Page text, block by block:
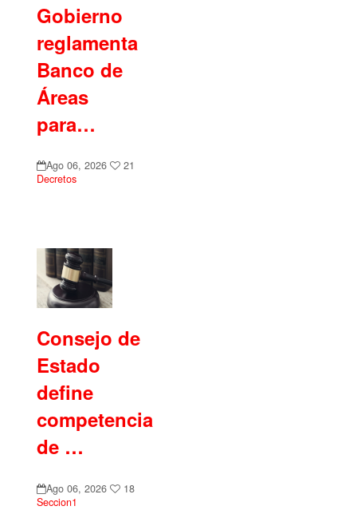
Gobierno
reglamenta
Banco de
Áreas
para…
Ago 06, 2026
21
Decretos
Consejo de
Estado
define
competencia
de …
Ago 06, 2026
18
Seccion1